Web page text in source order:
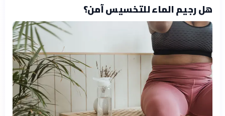
هل رجيم الماء للتخسيس آمن؟